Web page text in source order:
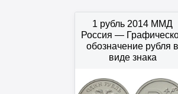
1 рубль 2014 ММД
Россия —
обозначение рубля в
виде знака